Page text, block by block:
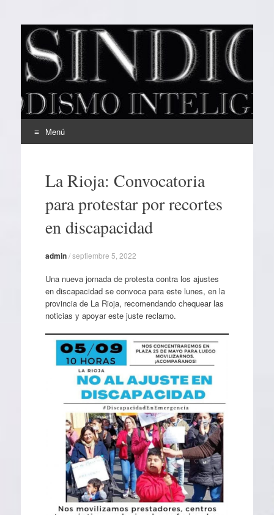
EL SINDICAL
Periodismo Inteligente
Menú
contenidoLa Rioja: Convocatoria
para protestar por recortes
en discapacidad
admin/septiembre 5, 2022
Una nueva jornada de protesta contra los ajustes
en discapacidad se convoca para este lunes, en la
provincia de La Rioja, recomendando chequear las
noticias y apoyar este juste reclamo.